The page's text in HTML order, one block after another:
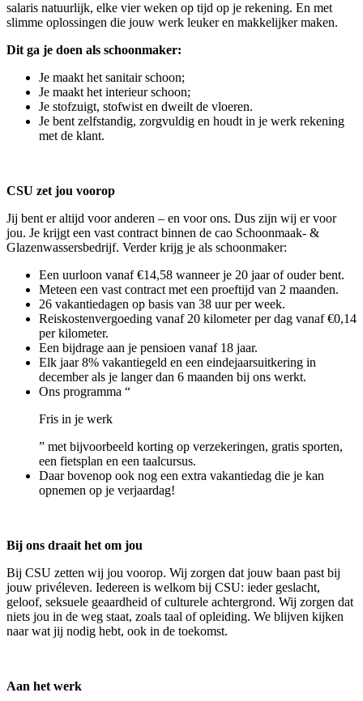
salaris natuurlijk, elke vier weken op tijd op je rekening. En met
slimme oplossingen die jouw werk leuker en makkelijker maken.
Dit ga je doen als schoonmaker:
Je maakt het sanitair schoon;
Je maakt het interieur schoon;
Je stofzuigt, stofwist en dweilt de vloeren.
Je bent zelfstandig, zorgvuldig en houdt in je werk rekening
met de klant.
CSU zet jou voorop
Jij bent er altijd voor anderen – en voor ons. Dus zijn wij er voor
jou. Je krijgt een vast contract binnen de cao Schoonmaak- &
Glazenwassersbedrijf. Verder krijg je als schoonmaker:
Een uurloon vanaf €14,58 wanneer je 20 jaar of ouder bent.
Meteen een vast contract met een proeftijd van 2 maanden.
26 vakantiedagen op basis van 38 uur per week.
Reiskostenvergoeding vanaf 20 kilometer per dag vanaf €0,14
per kilometer.
Een bijdrage aan je pensioen vanaf 18 jaar.
Elk jaar 8% vakantiegeld en een eindejaarsuitkering in
december als je langer dan 6 maanden bij ons werkt.
Ons programma “
Fris in je werk
” met bijvoorbeeld korting op verzekeringen, gratis sporten,
een fietsplan en een taalcursus.
Daar bovenop ook nog een extra vakantiedag die je kan
opnemen op je verjaardag!
Bij ons draait het om jou
Bij CSU zetten wij jou voorop. Wij zorgen dat jouw baan past bij
jouw privéleven. Iedereen is welkom bij CSU: ieder geslacht,
geloof, seksuele geaardheid of culturele achtergrond. Wij zorgen dat
niets jou in de weg staat, zoals taal of opleiding. We blijven kijken
naar wat jij nodig hebt, ook in de toekomst.
Aan het werk